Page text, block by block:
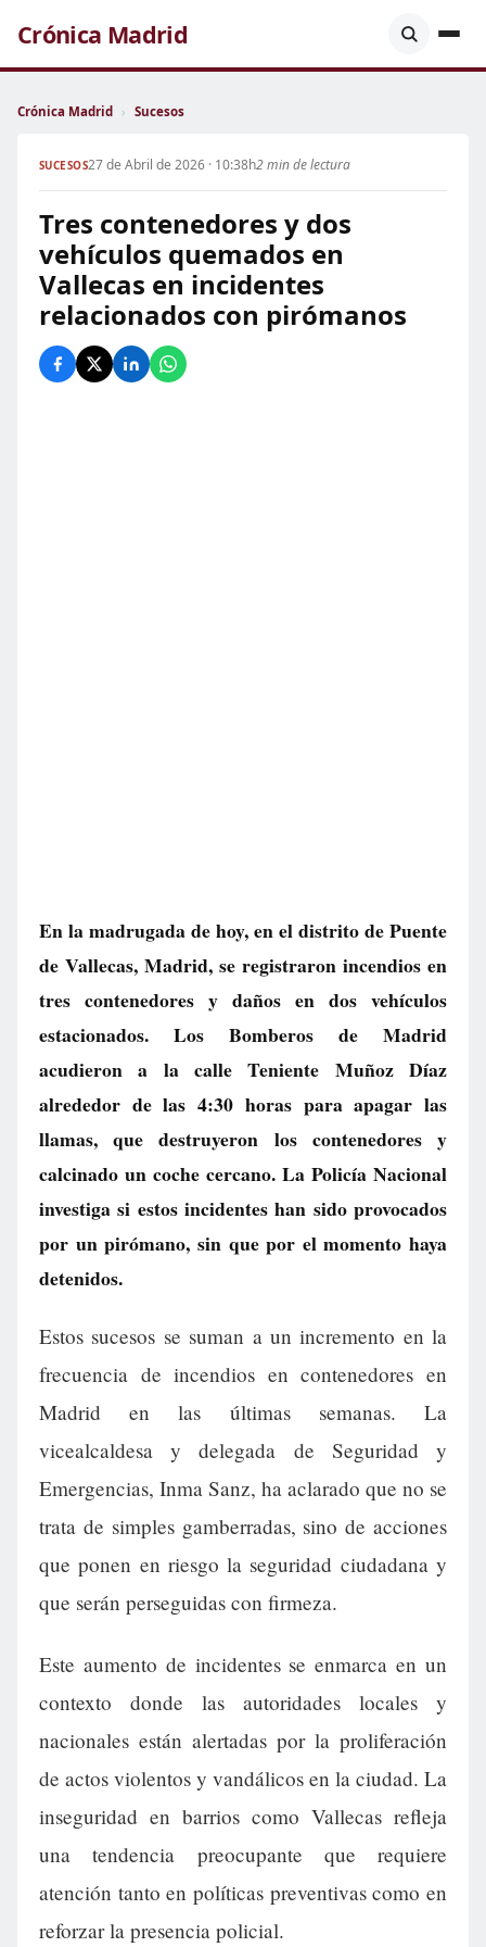
Crónica Madrid
Crónica Madrid › Sucesos
SUCESOS27 de Abril de 2026 · 10:38h2 min de lectura
Tres contenedores y dos
vehículos quemados en
Vallecas en incidentes
relacionados con pirómanos
En la madrugada de hoy, en el distrito de Puente
de Vallecas, Madrid, se registraron incendios en
tres contenedores y daños en dos vehículos
estacionados. Los Bomberos de Madrid
acudieron a la calle Teniente Muñoz Díaz
alrededor de las 4:30 horas para apagar las
llamas, que destruyeron los contenedores y
calcinado un coche cercano. La Policía Nacional
investiga si estos incidentes han sido provocados
por un pirómano, sin que por el momento haya
detenidos.
Estos sucesos se suman a un incremento en la
frecuencia de incendios en contenedores en
Madrid en las últimas semanas. La
vicealcaldesa y delegada de Seguridad y
Emergencias, Inma Sanz, ha aclarado que no se
trata de simples gamberradas, sino de acciones
que ponen en riesgo la seguridad ciudadana y
que serán perseguidas con firmeza.
Este aumento de incidentes se enmarca en un
contexto donde las autoridades locales y
nacionales están alertadas por la proliferación
de actos violentos y vandálicos en la ciudad. La
inseguridad en barrios como Vallecas refleja
una tendencia preocupante que requiere
atención tanto en políticas preventivas como en
reforzar la presencia policial.